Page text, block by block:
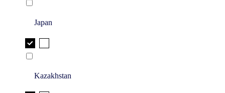
Japan
Kazakhstan